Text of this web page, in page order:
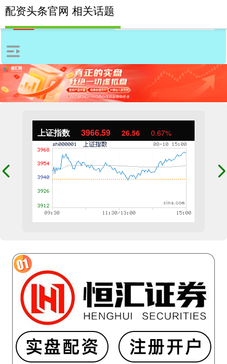
上证指数 3966.59 26.56 0.67%
配资头条官网 相关话题